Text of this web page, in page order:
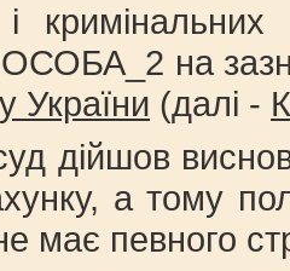
на
України (далі -
дійшов
а тому
тобто не має